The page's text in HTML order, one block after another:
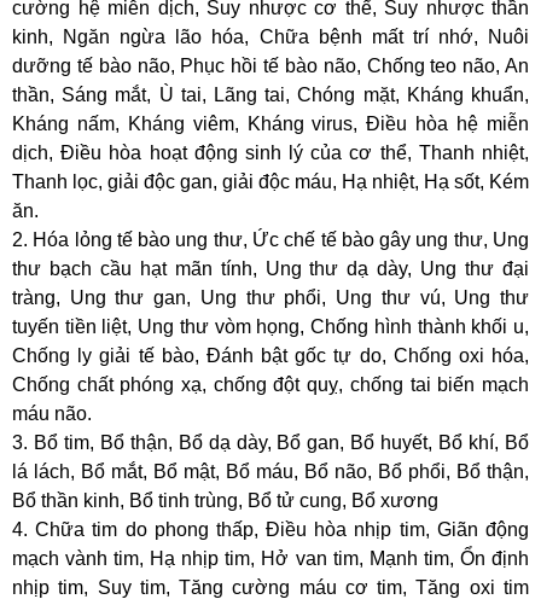
cường hệ miễn dịch, Suy nhược cơ thể, Suy nhược thần
kinh, Ngăn ngừa lão hóa, Chữa bệnh mất trí nhớ, Nuôi
dưỡng tế bào não, Phục hồi tế bào não, Chống teo não, An
thần, Sáng mắt, Ù tai, Lãng tai, Chóng mặt, Kháng khuẩn,
Kháng nấm, Kháng viêm, Kháng virus, Điều hòa hệ miễn
dịch, Điều hòa hoạt động sinh lý của cơ thể, Thanh nhiệt,
Thanh lọc, giải độc gan, giải độc máu, Hạ nhiệt, Hạ sốt, Kém
ăn.
2. Hóa lỏng tế bào ung thư, Ức chế tế bào gây ung thư, Ung
thư bạch cầu hạt mãn tính, Ung thư dạ dày, Ung thư đại
tràng, Ung thư gan, Ung thư phổi, Ung thư vú, Ung thư
tuyến tiền liệt, Ung thư vòm họng, Chống hình thành khối u,
Chống ly giải tế bào, Đánh bật gốc tự do, Chống oxi hóa,
Chống chất phóng xạ, chống đột quỵ, chống tai biến mạch
máu não.
3. Bổ tim, Bổ thận, Bổ dạ dày, Bổ gan, Bổ huyết, Bổ khí, Bổ
lá lách, Bổ mắt, Bổ mật, Bổ máu, Bổ não, Bổ phổi, Bổ thận,
Bổ thần kinh, Bổ tinh trùng, Bổ tử cung, Bổ xương
4. Chữa tim do phong thấp, Điều hòa nhịp tim, Giãn động
mạch vành tim, Hạ nhịp tim, Hở van tim, Mạnh tim, Ổn định
nhịp tim, Suy tim, Tăng cường máu cơ tim, Tăng oxi tim